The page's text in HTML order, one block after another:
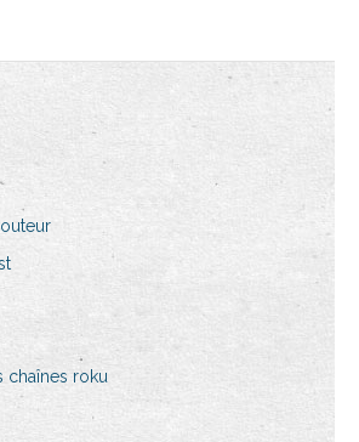
chaînes roku